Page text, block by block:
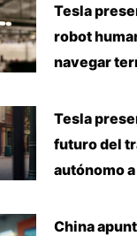
Tesla
robot
navegar
Tesla
futuro del
autónomo
China